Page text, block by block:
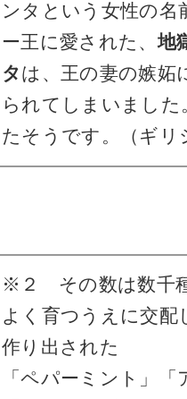
ンタという女性の名
ー王に愛された、地
タは、王の妻の嫉妬
られてしまいまし
たそうです。（ギリ
※２ その数は数千
よく育つうえに交配
作り出された
「ペパーミント」